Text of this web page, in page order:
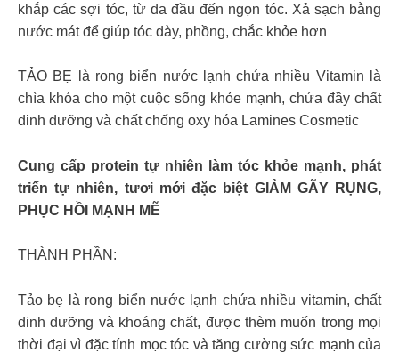
khắp các sợi tóc, từ da đầu đến ngọn tóc. Xả sạch bằng
nước mát để giúp tóc dày, phồng, chắc khỏe hơn
TẢO BẸ là rong biển nước lạnh chứa nhiều Vitamin là
chìa khóa cho một cuộc sống khỏe mạnh, chứa đầy chất
dinh dưỡng và chất chống oxy hóa Lamines Cosmetic
Cung cấp protein tự nhiên làm tóc khỏe mạnh, phát
triển tự nhiên, tươi mới đặc biệt GIẢM GÃY RỤNG,
PHỤC HỒI MẠNH MẼ
THÀNH PHẦN:
Tảo bẹ là rong biển nước lạnh chứa nhiều vitamin, chất
dinh dưỡng và khoáng chất, được thèm muốn trong mọi
thời đại vì đặc tính mọc tóc và tăng cường sức mạnh của